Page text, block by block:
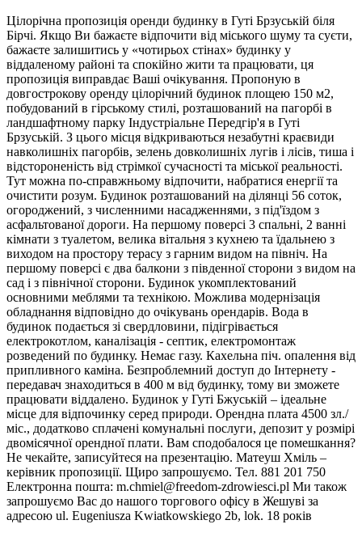
Цілорічна пропозиція оренди будинку в Гуті Брзуській біля
Бірчі. Якщо Ви бажаєте відпочити від міського шуму та суєти,
бажаєте залишитись у «чотирьох стінах» будинку у
віддаленому районі та спокійно жити та працювати, ця
пропозиція виправдає Ваші очікування. Пропоную в
довгострокову оренду цілорічний будинок площею 150 м2,
побудований в гірському стилі, розташований на пагорбі в
ландшафтному парку Індустріальне Передгір'я в Гуті
Брзуській. З цього місця відкриваються незабутні краєвиди
навколишніх пагорбів, зелень довколишніх лугів і лісів, тиша і
відстороненість від стрімкої сучасності та міської реальності.
Тут можна по-справжньому відпочити, набратися енергії та
очистити розум. Будинок розташований на ділянці 56 соток,
огороджений, з численними насадженнями, з під'їздом з
асфальтованої дороги. На першому поверсі 3 спальні, 2 ванні
кімнати з туалетом, велика вітальня з кухнею та їдальнею з
виходом на простору терасу з гарним видом на північ. На
першому поверсі є два балкони з південної сторони з видом на
сад і з північної сторони. Будинок укомплектований
основними меблями та технікою. Можлива модернізація
обладнання відповідно до очікувань орендарів. Вода в
будинок подається зі свердловини, підігрівається
електрокотлом, каналізація - септик, електромонтаж
розведений по будинку. Немає газу. Кахельна піч. опалення від
припливного каміна. Безпроблемний доступ до Інтернету -
передавач знаходиться в 400 м від будинку, тому ви зможете
працювати віддалено. Будинок у Гуті Бжуській – ідеальне
місце для відпочинку серед природи. Орендна плата 4500 зл./
міс., додатково сплачені комунальні послуги, депозит у розмірі
двомісячної орендної плати. Вам сподобалося це помешкання?
Не чекайте, записуйтеся на презентацію. Матеуш Хміль –
керівник пропозиції. Щиро запрошуємо. Тел. 881 201 750
Електронна пошта: m.chmiel@freedom-zdrowiesci.pl Ми також
запрошуємо Вас до нашого торгового офісу в Жешуві за
адресою ul. Eugeniusza Kwiatkowskiego 2b, lok. 18 років